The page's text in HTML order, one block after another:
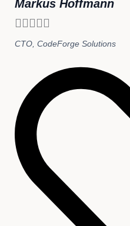
Markus Hoffmann

CTO, CodeForge Solutions